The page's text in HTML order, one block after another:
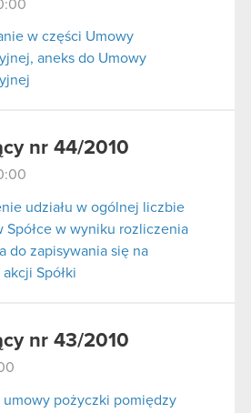
w części Umowy
aneks do Umowy
nr 44/2010
udziału w ogólnej liczbie
Spółce w wyniku rozliczenia
do zapisywania się na
Spółki
nr 43/2010
umowy pożyczki pomiędzy